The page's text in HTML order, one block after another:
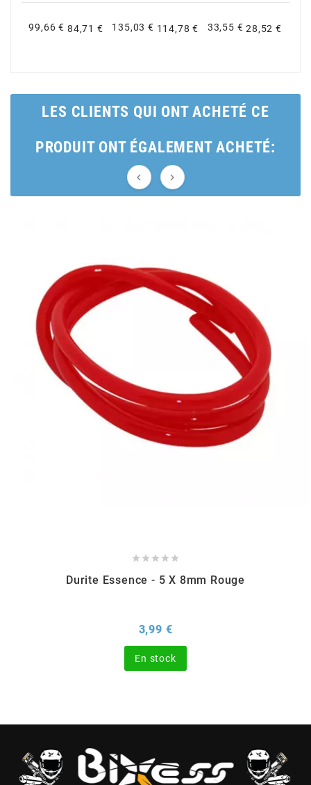
DR
EASYBOOST
FACO
FAG
99,66 € 84,71 € 135,03 € 114,78 € 33,55 € 28,52 €
LES CLIENTS QUI ONT ACHETÉ CE
PRODUIT ONT ÉGALEMENT ACHETÉ:
 
    
Durite Essence - 5 X 8mm Rouge
3,99 €Prix
En stock